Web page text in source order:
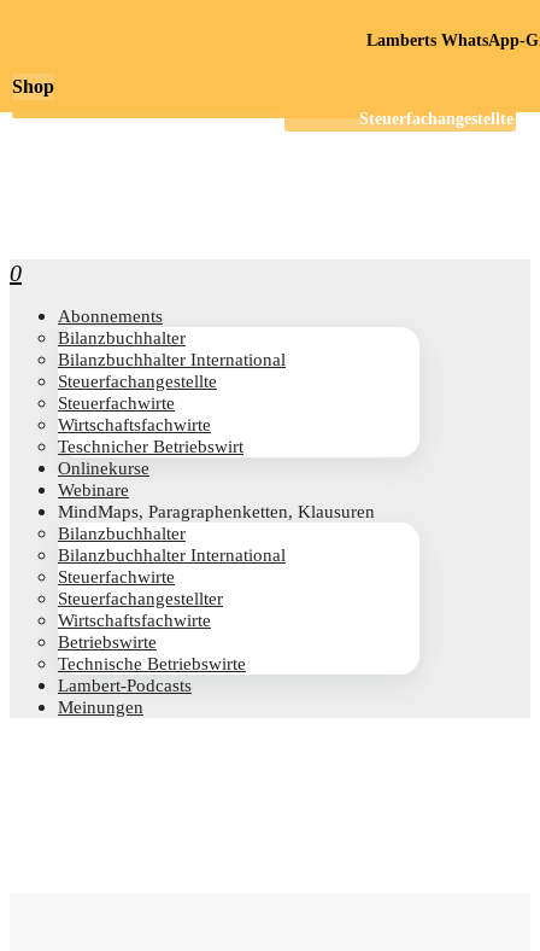
0
Abon­ne­ments
Bilanz­buch­hal­ter
Bilanz­buch­hal­ter International
Steu­er­fach­an­ge­stell­te
Steu­er­fach­wir­te
Wirt­schafts­fach­wir­te
Teschni­cher Betriebswirt
Online­kur­se
Web­i­na­re
Mind­Maps, Para­gra­phen­ket­ten, Klausuren
Bilanz­buch­hal­ter
Bilanz­buch­hal­ter International
Steu­er­fach­wir­te
Steu­er­fach­an­ge­stell­ter
Wirt­schafts­fach­wir­te
Betriebs­wir­te
Tech­ni­sche Betriebswirte
Lam­­bert-Pod­­casts
Mei­nun­gen
Shop
Lamberts WhatsApp-